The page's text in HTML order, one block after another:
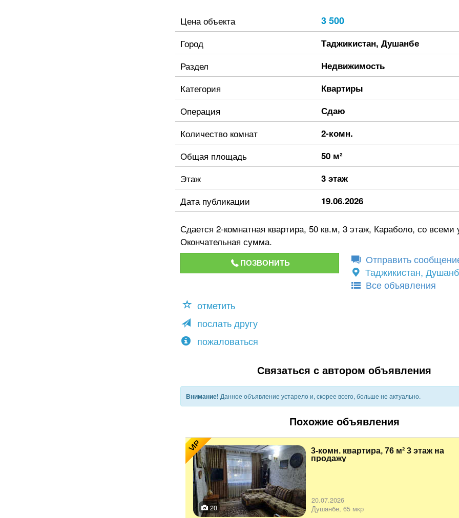
Цена объекта 3 500
Город Таджикистан, Душанбе
Раздел Недвижимость
Категория Квартиры
Операция Сдаю
Количество комнат 2-комн.
Общая площадь 50 м²
Этаж 3 этаж
Дата публикации 19.06.2026
Сдается 2-комнатная квартира, 50 кв.м, 3 этаж, Караболо, со всеми
Окончательная сумма.
ПОЗВОНИТЬ
Отправить
Таджикистан,
Все объявления
отметить
послать другу
пожаловаться
Связаться с автором объявления
Внимание! Данное объявление устарело и, скорее всего, больше не актуально.
Похожие объявления
VIP
3-комн. квартира, 76 м² 3 этаж на
продажу
20.07.2026
20
Душанбе, 65 мкр